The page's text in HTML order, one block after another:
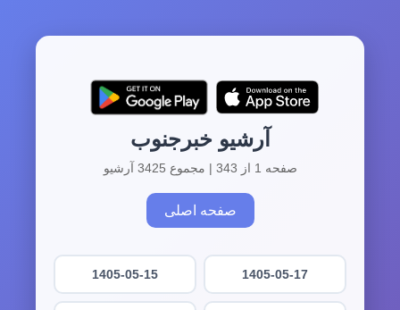
آرشیو خبرجنوب
صفحه 1 از 343 | مجموع 3425 آرشیو
صفحه اصلی
1405-05-17
1405-05-15